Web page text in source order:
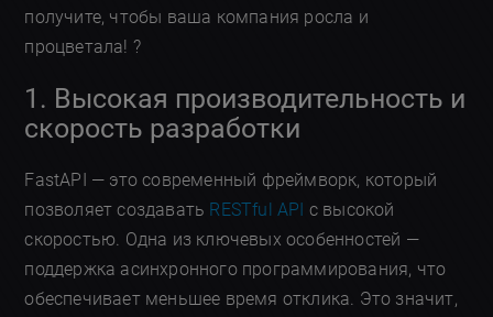
получите, чтобы ваша компания росла и
процветала! ?
1. Высокая производительность и
скорость разработки
FastAPI — это современный фреймворк, который
позволяет создавать RESTful API с высокой
скоростью. Одна из ключевых особенностей —
поддержка асинхронного программирования, что
обеспечивает меньшее время отклика. Это значит,